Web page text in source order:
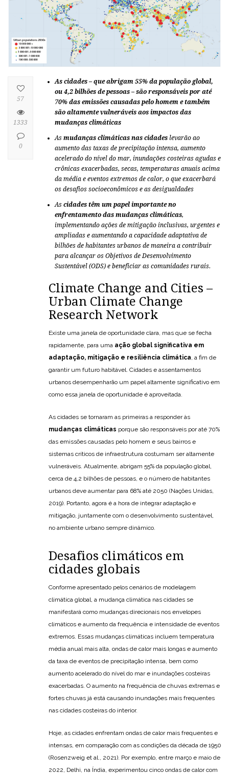
As cidades – que abrigam 55% da população global,
ou 4,2 bilhões de pessoas – são responsáveis ​​por até
70% das emissões causadas pelo homem e também
são altamente vulneráveis ​​aos impactos das
mudanças climáticas
As mudanças climáticas nas cidades levarão ao
aumento das taxas de precipitação intensa, aumento
acelerado do nível do mar, inundações costeiras agudas e
crônicas exacerbadas, secas, temperaturas anuais acima
da média e eventos extremos de calor, o que exacerbará
os desafios socioeconômicos e as desigualdades
As cidades têm um papel importante no
enfrentamento das mudanças climáticas,
implementando ações de mitigação inclusivas, urgentes e
ampliadas e aumentando a capacidade adaptativa de
bilhões de habitantes urbanos de maneira a contribuir
para alcançar os Objetivos de Desenvolvimento
Sustentável (ODS) e beneficiar as comunidades rurais.
Climate Change and Cities –
Urban Climate Change
Research Network
Existe uma janela de oportunidade clara, mas que se fecha
rapidamente, para uma ação global significativa em
adaptação, mitigação e resiliência climática , a fim de
garantir um futuro habitável. Cidades e assentamentos
urbanos desempenharão um papel altamente significativo em
como essa janela de oportunidade é aproveitada.
As cidades se tornaram as primeiras a responder às
mudanças climáticas porque são responsáveis ​​por até 70%
das emissões causadas pelo homem e seus bairros e
sistemas críticos de infraestrutura costumam ser altamente
vulneráveis. Atualmente, abrigam 55% da população global,
cerca de 4,2 bilhões de pessoas, e o número de habitantes
urbanos deve aumentar para 68% até 2050 (Nações Unidas,
2019). Portanto, agora é a hora de integrar adaptação e
mitigação, juntamente com o desenvolvimento sustentável,
no ambiente urbano sempre dinâmico.
Desafios climáticos em
cidades globais
Conforme apresentado pelos cenários de modelagem
climática global, a mudança climática nas cidades se
manifestará como mudanças direcionais nos envelopes
climáticos e aumento da frequência e intensidade de eventos
extremos. Essas mudanças climáticas incluem temperatura
média anual mais alta, ondas de calor mais longas e aumento
da taxa de eventos de precipitação intensa, bem como
aumento acelerado do nível do mar e inundações costeiras
exacerbadas. O aumento na frequência de chuvas extremas e
fortes chuvas já está causando inundações mais frequentes
nas cidades costeiras do interior.
Hoje, as cidades enfrentam ondas de calor mais frequentes e
intensas, em comparação com as condições da década de 1950
(Rosenzweig et al., 2021). Por exemplo, entre março e maio de
2022, Delhi, na Índia, experimentou cinco ondas de calor com
57
1333
0